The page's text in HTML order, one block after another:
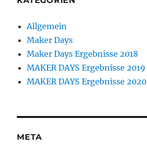
Allgemein
Maker Days
Maker Days Ergebnisse 2018
MAKER DAYS Ergebnisse 2019
MAKER DAYS Ergebnisse 2020
META